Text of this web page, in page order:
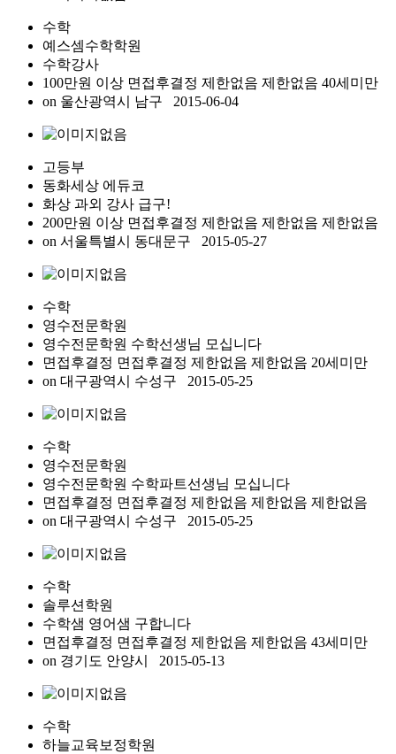
수학
예스셈수학학원
수학강사
100만원 이상 면접후결정 제한없음 제한없음 40세미만
on 울산광역시 남구 2015-06-04
고등부
동화세상 에듀코
화상 과외 강사 급구!
200만원 이상 면접후결정 제한없음 제한없음 제한없음
on 서울특별시 동대문구 2015-05-27
수학
영수전문학원
영수전문학원 수학선생님 모십니다
면접후결정 면접후결정 제한없음 제한없음 20세미만
on 대구광역시 수성구 2015-05-25
수학
영수전문학원
영수전문학원 수학파트선생님 모십니다
면접후결정 면접후결정 제한없음 제한없음 제한없음
on 대구광역시 수성구 2015-05-25
수학
솔루션학원
수학샘 영어샘 구합니다
면접후결정 면접후결정 제한없음 제한없음 43세미만
on 경기도 안양시 2015-05-13
수학
하늘교육보정학원